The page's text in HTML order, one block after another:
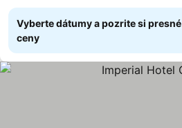
Vyberte dátumy a pozrite si presné
ceny